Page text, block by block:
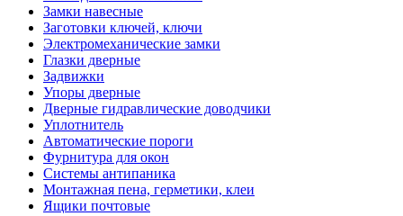
Замки навесные
Заготовки ключей, ключи
Электромеханические замки
Глазки дверные
Задвижки
Упоры дверные
Дверные гидравлические доводчики
Уплотнитель
Автоматические пороги
Фурнитура для окон
Системы антипаника
Монтажная пена, герметики, клеи
Ящики почтовые